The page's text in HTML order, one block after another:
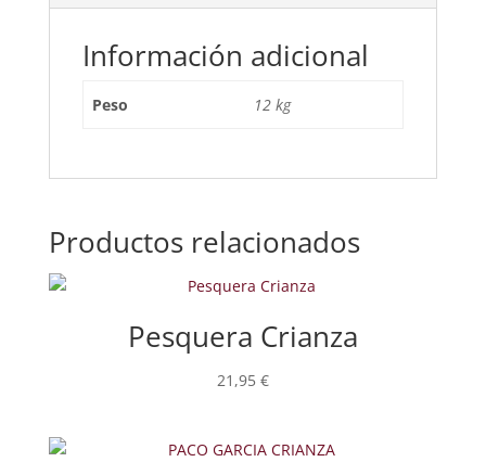
Información adicional
Peso 12 kg
Productos relacionados
Pesquera Crianza
21,95 €